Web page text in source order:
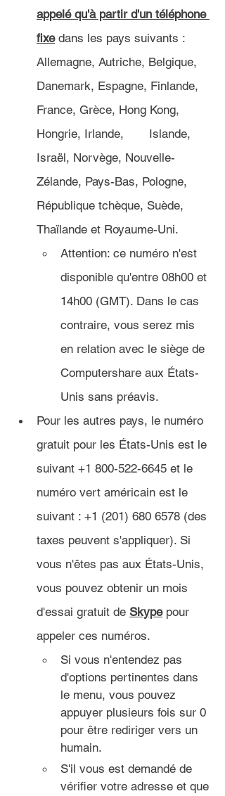
appelé qu'à partir d'un téléphone
fixe dans les pays suivants :
Allemagne, Autriche, Belgique,
Danemark, Espagne, Finlande,
France, Grèce, Hong Kong,
Hongrie, Irlande, 	Islande,
Israël, Norvège, Nouvelle-
Zélande, Pays-Bas, Pologne,
République tchèque, Suède,
Thaïlande et Royaume-Uni.
Attention: ce numéro n'est
disponible qu'entre 08h00 et
14h00 (GMT). Dans le cas
contraire, vous serez mis
en relation avec le siège de
Computershare aux États-
Unis sans préavis.
Pour les autres pays, le numéro
gratuit pour les États-Unis est le
suivant +1 800-522-6645 et le
numéro vert américain est le
suivant : +1 (201) 680 6578 (des
taxes peuvent s'appliquer). Si
vous n'êtes pas aux États-Unis,
vous pouvez obtenir un mois
d'essai gratuit de Skype pour
appeler ces numéros.
Si vous n'entendez pas
d'options pertinentes dans
le menu, vous pouvez
appuyer plusieurs fois sur 0
pour être rediriger vers un
humain.
S'il vous est demandé de
vérifier votre adresse et que